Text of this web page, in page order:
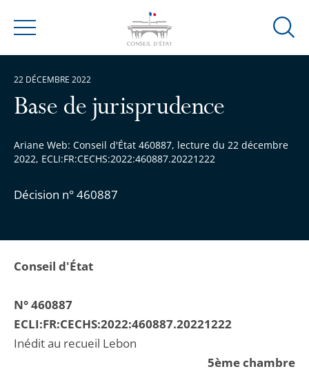
Menu
Ouvrir
Base de jurisprudence
Ariane Web: Conseil d'État 460887, lecture du 22 décembre
2022, ECLI:FR:CECHS:2022:460887.20221222
Décision n° 460887
22 DÉCEMBRE 2022
Conseil d'État
N° 460887
ECLI:FR:CECHS:2022:460887.20221222
Inédit au recueil Lebon
5ème chambre